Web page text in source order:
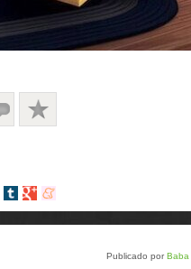
Compartir
Compartir
Compartir
Publicado porBaba